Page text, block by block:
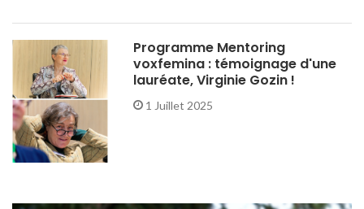
Programme Mentoring
voxfemina : témoignage d'une
lauréate, Virginie Gozin !
1 Juillet 2025